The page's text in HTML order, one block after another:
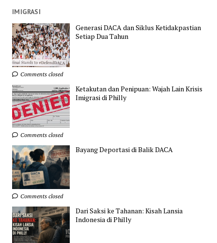
IMIGRASI
Generasi DACA dan Siklus Ketidakpastian
Setiap Dua Tahun
Comments closed
Ketakutan dan Penipuan: Wajah Lain Krisis
Imigrasi di Philly
Comments closed
Bayang Deportasi di Balik DACA
Comments closed
Dari Saksi ke Tahanan: Kisah Lansia
Indonesia di Philly